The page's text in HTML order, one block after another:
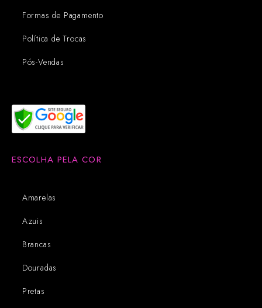
Formas de Pagamento
Política de Trocas
Pós-Vendas
ESCOLHA PELA COR
Amarelas
Azuis
Brancas
Douradas
Pretas